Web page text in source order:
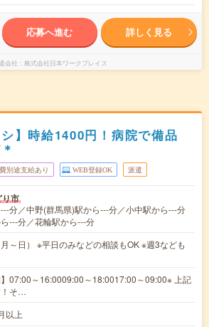
応募へ進む 詳しく見る
会社 株式会社日本ワークプレイス
シ】時給1400円！病院で備品
別途支給あり WEB登録OK 派遣
市
分／中野(群馬県)駅から---分／小中駅から---分
---分／花輪駅から---分
～日） ※平日のみなどの相談もOK ※週3なども
】07:00～16:0009:00～18:0017:00～09:00※ 上記
！そ…
以上